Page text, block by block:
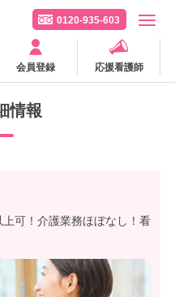
0120-935-603
会員登録 応援看護師
情報
可！介護業務ほぼなし！看